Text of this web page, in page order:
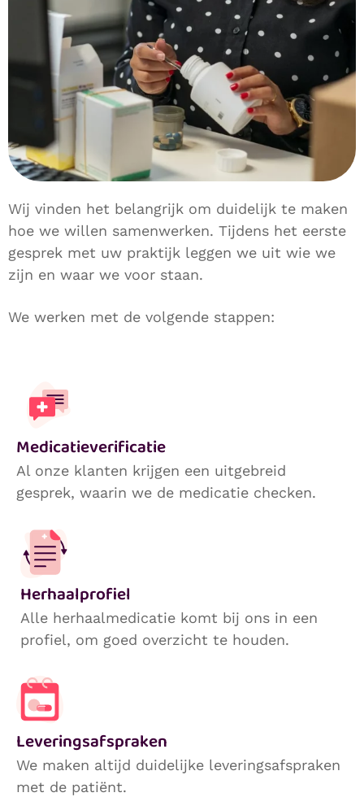
Wij vinden het belangrijk om duidelijk te maken
hoe we willen samenwerken. Tijdens het eerste
gesprek met uw praktijk leggen we uit wie we
zijn en waar we voor staan.
We werken met de volgende stappen:
Medicatieverificatie
Al onze klanten krijgen een uitgebreid
gesprek, waarin we de medicatie checken.
Herhaalprofiel
Alle herhaalmedicatie komt bij ons in een
profiel, om goed overzicht te houden.
Leveringsafspraken
We maken altijd duidelijke leveringsafspraken
met de patiënt.